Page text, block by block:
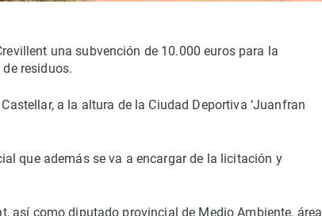
una subvención de 10.000 euros para la
residuos.
a la altura de la Ciudad Deportiva ‘Juanfran
que además se va a encargar de la licitación y
así como diputado provincial de Medio Ambiente, área